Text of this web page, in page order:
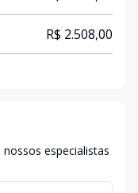
R$ 2.508,00
especialistas